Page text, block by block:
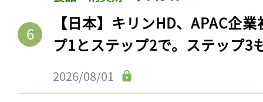
【日本】キリンHD、APAC企
プ1とステップ2で。ステップ3
2026/08/01